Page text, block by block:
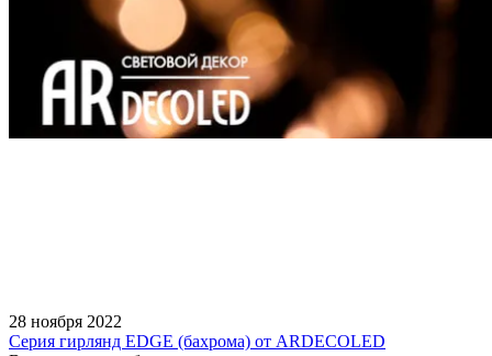
28 ноября 2022
Серия гирлянд EDGE (бахрома) от ARDECOLED